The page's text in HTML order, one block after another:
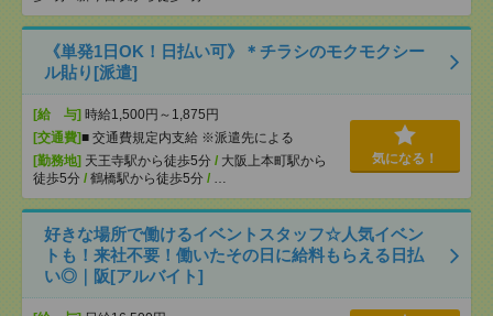
《単発1日OK！日払い可》＊チラシのモクモクシー
ル貼り[派遣]
[給 与] 時給1,500円～1,875円
[交通費]■ 交通費規定内支給 ※派遣先による
[勤務地] 天王寺駅から徒歩5分 / 大阪上本町駅から
徒歩5分 / 鶴橋駅から徒歩5分 / …
気になる！
好きな場所で働けるイベントスタッフ☆人気イベン
トも！来社不要！働いたその日に給料もらえる日払
い◎｜阪[アルバイト]